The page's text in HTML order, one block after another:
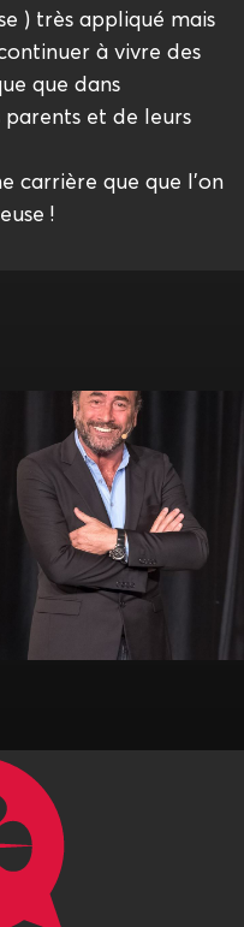
) très appliqué mais
à vivre des
que dans
parents et de leurs
carrière que que l’on
!
Alil Vardar